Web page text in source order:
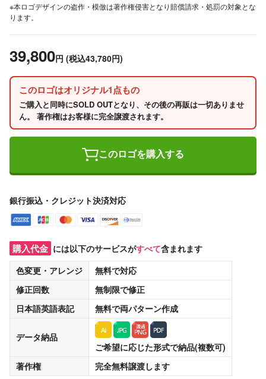
※本ロゴデザインの盗作・模倣は著作権侵害となり賠償請求・処罰の対象とな
ります。
39,800円 (税込43,780円)
このロゴはオリジナル1点もの
ご購入と同時にSOLD OUTとなり、その後の再販は一切ありませ
ん。 著作権はお客様に完全譲渡されます。
このロゴを購入する
銀行振込・クレジット決済対応
購入代金 には以下のサービスがすべて含まれます
色変更・アレンジ
無料で対応
修正回数
無制限で修正
日本語英語表記
無料で両パターン作成
データ納品
ご希望に応じた形式で納品(複数可)
著作権
完全無料譲渡します